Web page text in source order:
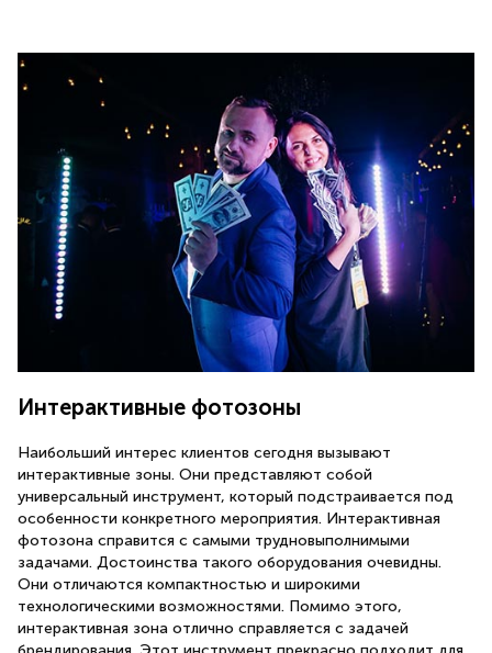
Интерактивные фотозоны
Наибольший интерес клиентов сегодня вызывают
интерактивные зоны. Они представляют собой
универсальный инструмент, который подстраивается под
особенности конкретного мероприятия. Интерактивная
фотозона справится с самыми трудновыполнимыми
задачами. Достоинства такого оборудования очевидны.
Они отличаются компактностью и широкими
технологическими возможностями. Помимо этого,
интерактивная зона отлично справляется с задачей